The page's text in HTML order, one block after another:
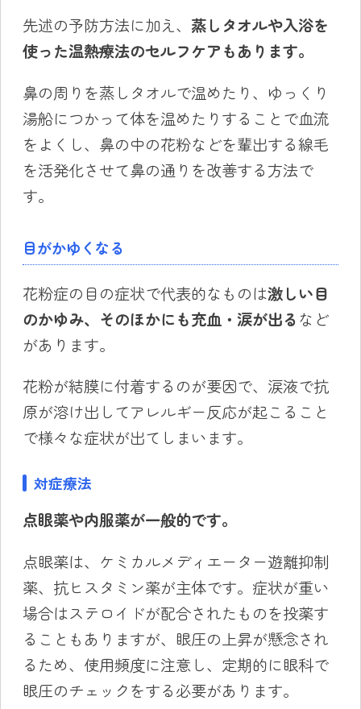
先述の予防方法に加え、 蒸しタオルや入浴を
使った温熱療法のセルフケアもあります。
鼻の周りを蒸しタオルで温めたり、ゆっくり
湯船につかって体を温めたりすることで血流
をよくし、鼻の中の花粉などを輩出する線毛
を活発化させて鼻の通りを改善する方法で
す。
目がかゆくなる
花粉症の目の症状で代表的なものは激しい目
のかゆみ、そのほかにも充血・涙が出る など
があります。
花粉が結膜に付着するのが要因で、涙液で抗
原が溶け出してアレルギー反応が起こること
で様々な症状が出てしまいます。
対症療法
点眼薬や内服薬が一般的です。
点眼薬は、ケミカルメディエーター遊離抑制
薬、抗ヒスタミン薬が主体です。症状が重い
場合はステロイドが配合されたものを投薬す
ることもありますが、眼圧の上昇が懸念され
るため、使用頻度に注意し、定期的に眼科で
眼圧のチェックをする必要があります。